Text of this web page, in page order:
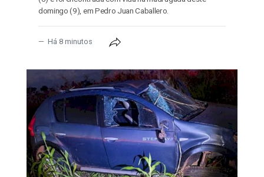
domingo (9), em Pedro Juan Caballero.
Há 8 minutos